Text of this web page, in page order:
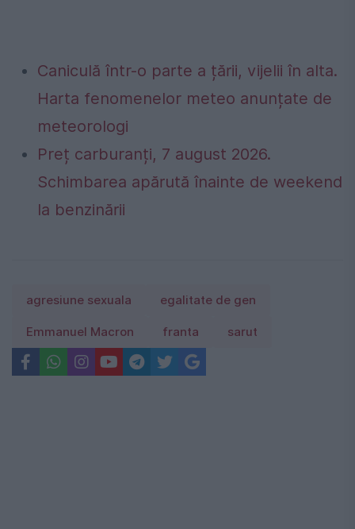
Caniculă într-o parte a țării, vijelii în alta.
Harta fenomenelor meteo anunțate de
meteorologi
Preț carburanți, 7 august 2026.
Schimbarea apărută înainte de weekend
la benzinării
agresiune sexuala egalitate de gen
Emmanuel Macron franta sarut